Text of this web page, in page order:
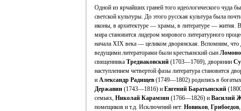
Одной из ярчайших граней того идеологического чуда
светской культуры. До этого русская культура была
иконы, в архитектуре — храмы, в литературе — жития.
мира становится лидером мирового литературного
начала XIX века — целиком дворянская. Вспомним, что
ведущими литераторами были крестьянский сын
священника Тредиаковский (1703—1769), дворянин
наступлением четвертой фазы литература становится
и Александр Радищев (1749—1802) родились в
Державин (1743—1816) и Евгений Баратынский
семьях, Николай Карамзин (1766—1826) и Василий
помещиков и т.д. Исключений нет: Новиков, Грибоедов,